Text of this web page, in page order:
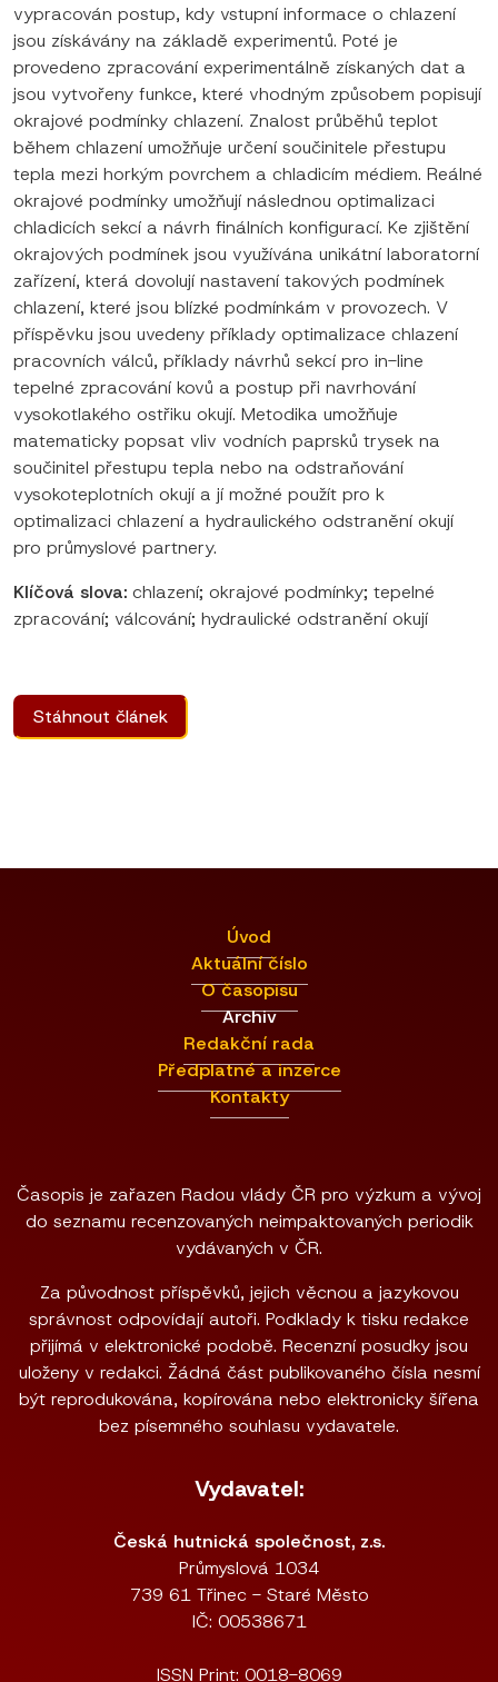
vypracován postup, kdy vstupní informace o chlazení
jsou získávány na základě experimentů. Poté je
provedeno zpracování experimentálně získaných dat a
jsou vytvořeny funkce, které vhodným způsobem popisují
okrajové podmínky chlazení. Znalost průběhů teplot
během chlazení umožňuje určení součinitele přestupu
tepla mezi horkým povrchem a chladicím médiem. Reálné
okrajové podmínky umožňují následnou optimalizaci
chladicích sekcí a návrh finálních konfigurací. Ke zjištění
okrajových podmínek jsou využívána unikátní laboratorní
zařízení, která dovolují nastavení takových podmínek
chlazení, které jsou blízké podmínkám v provozech. V
příspěvku jsou uvedeny příklady optimalizace chlazení
pracovních válců, příklady návrhů sekcí pro in-line
tepelné zpracování kovů a postup při navrhování
vysokotlakého ostřiku okují. Metodika umožňuje
matematicky popsat vliv vodních paprsků trysek na
součinitel přestupu tepla nebo na odstraňování
vysokoteplotních okují a jí možné použít pro k
optimalizaci chlazení a hydraulického odstranění okují
pro průmyslové partnery.
Klíčová slova: chlazení; okrajové podmínky; tepelné
zpracování; válcování; hydraulické odstranění okují
Stáhnout článek
Úvod
Aktuální číslo
O časopisu
Archiv
Redakční rada
Předplatné a inzerce
Kontakty
Časopis je zařazen Radou vlády ČR pro výzkum a vývoj
do seznamu recenzovaných neimpaktovaných periodik
vydávaných v ČR.
Za původnost příspěvků, jejich věcnou a jazykovou
správnost odpovídají autoři. Podklady k tisku redakce
přijímá v elektronické podobě. Recenzní posudky jsou
uloženy v redakci. Žádná část publikovaného čísla nesmí
být reprodukována, kopírována nebo elektronicky šířena
bez písemného souhlasu vydavatele.
Vydavatel:
Česká hutnická společnost, z.s.
Průmyslová 1034
739 61 Třinec - Staré Město
IČ: 00538671
ISSN Print: 0018-8069